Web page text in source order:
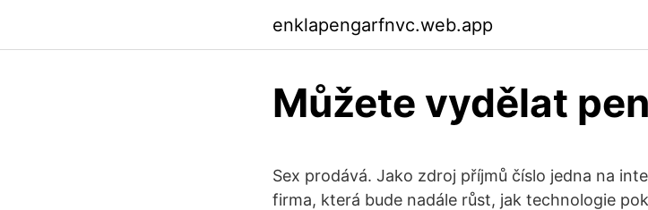
enklapengarfnvc.web.app
Můžete vydělat
Sex prodává. Jako zdroj příjmů číslo jedna na
firma, která bude nadále růst, jak technologie